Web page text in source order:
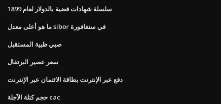
سلسلة شهادات فضية بالدولار لعام 1899
ما هو أعلى معدل sibor في سنغافورة
صبي ظبية المستقبل
سعر عصير البرتقال
دفع عبر الإنترنت بطاقة الائتمان عبر الإنترنت
حجم كتلة الآجلة cac